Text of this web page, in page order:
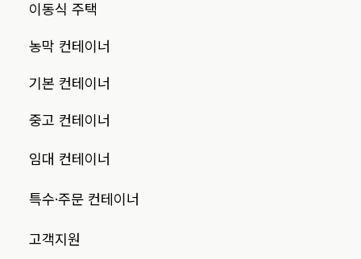
이동식 주택
농막 컨테이너
기본 컨테이너
중고 컨테이너
임대 컨테이너
특수·주문 컨테이너
고객지원